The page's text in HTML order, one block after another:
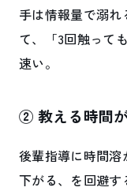
手は情報量で溺れ
て、「3回触って
速い。
② 教える時間
後輩指導に時間
下がる、を回避